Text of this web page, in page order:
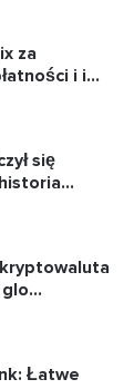
za
i i...
się
kryptowaluta
Łatwe